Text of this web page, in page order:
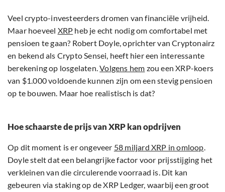
Veel crypto-investeerders dromen van financiële vrijheid.
Maar hoeveel XRP heb je echt nodig om comfortabel met
pensioen te gaan? Robert Doyle, oprichter van Cryptonairz
en bekend als Crypto Sensei, heeft hier een interessante
berekening op losgelaten.Volgens hem zou een XRP-koers
van $1.000 voldoende kunnen zijn om een stevig pensioen
op te bouwen. Maar hoe realistisch is dat?
Hoe schaarste de prijs van XRP kan opdrijven
Op dit moment is er ongeveer 58 miljard XRP in omloop.
Doyle stelt dat een belangrijke factor voor prijsstijging het
verkleinen van die circulerende voorraad is. Dit kan
gebeuren via staking op de XRP Ledger, waarbij een groot